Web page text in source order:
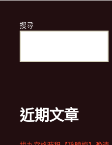
搜尋
近期文章